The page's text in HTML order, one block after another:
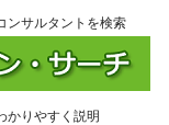
ンサルタントを検索
かりやすく説明